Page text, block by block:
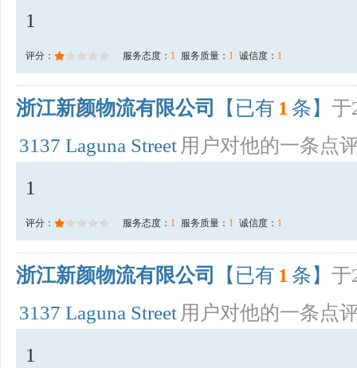
1
评分： 服务态度： 1 服务质量： 1 诚信度： 1
浙江新颜物流有限公司 【已有 1 条】 于
3137 Laguna Street 用户对他的一条点
1
评分： 服务态度： 1 服务质量： 1 诚信度： 1
浙江新颜物流有限公司 【已有 1 条】 于
3137 Laguna Street 用户对他的一条点
1